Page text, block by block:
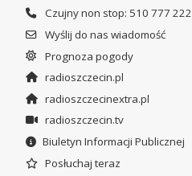
Czujny non stop: 510 777 222
Wyślij do nas wiadomość
Prognoza pogody
radioszczecin.pl
radioszczecinextra.pl
radioszczecin.tv
Biuletyn Informacji Publicznej
Posłuchaj teraz